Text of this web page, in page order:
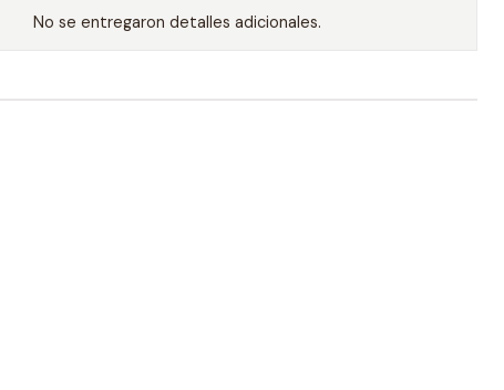
No se entregaron detalles adicionales.